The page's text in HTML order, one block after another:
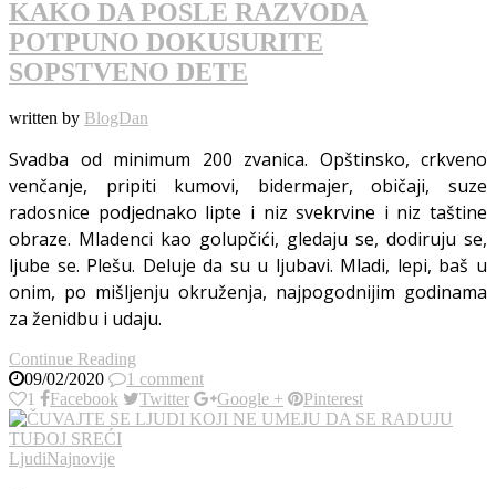
KAKO DA POSLE RAZVODA
POTPUNO DOKUSURITE
SOPSTVENO DETE
written by BlogDan
Svadba od minimum 200 zvanica. Opštinsko, crkveno
venčanje, pripiti kumovi, bidermajer, običaji, suze
radosnice podjednako lipte i niz svekrvine i niz taštine
obraze. Mladenci kao golupčići, gledaju se, dodiruju se,
ljube se. Plešu. Deluje da su u ljubavi. Mladi, lepi, baš u
onim, po mišljenju okruženja, najpogodnijim godinama
za ženidbu i udaju.
Continue Reading
09/02/2020
1 comment
1
Facebook Twitter Google + Pinterest
LjudiNajnovije